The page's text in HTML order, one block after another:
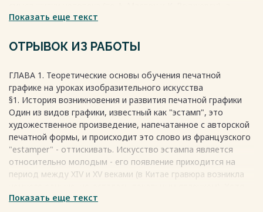
также как ведущего мотива учебной деятельности (по А.К.
личность осознает свои потребности и стремится
реализовать свой личностный потенциал (по В.С. Мухиной).
Согласно работе С. Сулеймановой, творческая
самореализация – это «процесс раскрытия и эффективного
использования подростком своего творческого
потенциала в различных видах деятельности,
осуществляемый на основе свободного выбора и
предполагающий позитивный результат личностного
развития».
Весь текст будет доступен
Показать еще текст
ОТРЫВОК ИЗ РАБОТЫ
ГЛАВА 1. Теоретические основы обучения печатной
графике на уроках изобразительного искусства
§1. История возникновения и развития печатной графики
Один из видов графики, известный как "эстамп", это
художественное произведение, напечатанное с авторской
печатной формы, и происходит это слово из французского
"estamper" - оттискивать. Искусство эстампа является
относительно молодым - его появление приходится на
период между XIV и XV веками (в Китае гравюра возникла
основные виды эстампа имели свои технологические
Показать еще текст